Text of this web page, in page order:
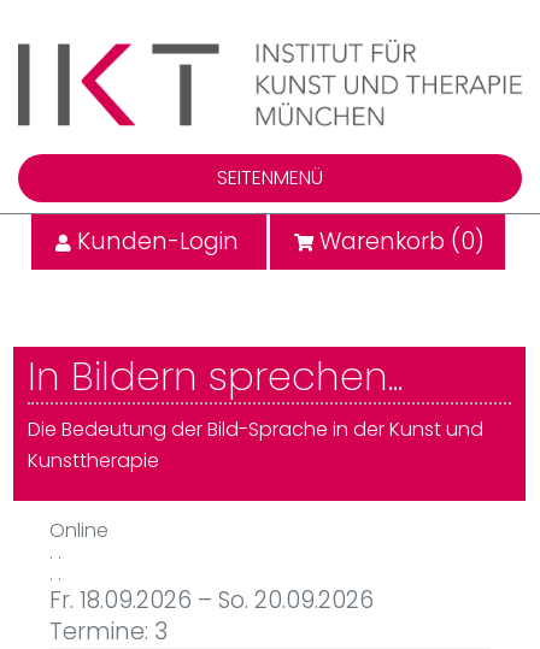
SEITENMENÜ
Kunden-Login Warenkorb (0)
In Bildern sprechen...
Die Bedeutung der Bild-Sprache in der Kunst und
Kunsttherapie
Online
. .
. .
Fr. 18.09.2026 – So. 20.09.2026
Termine: 3